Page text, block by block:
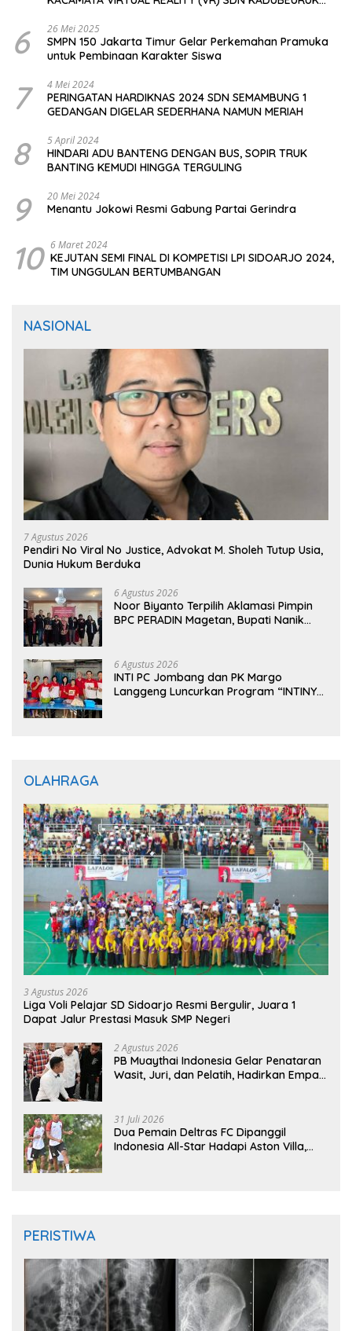
6 26 Mei 2025
SMPN 150 Jakarta Timur Gelar Perkemahan Pramuka
untuk Pembinaan Karakter Siswa
7 4 Mei 2024
PERINGATAN HARDIKNAS 2024 SDN SEMAMBUNG 1
GEDANGAN DIGELAR SEDERHANA NAMUN MERIAH
8 5 April 2024
HINDARI ADU BANTENG DENGAN BUS, SOPIR TRUK
BANTING KEMUDI HINGGA TERGULING
9 20 Mei 2024
Menantu Jokowi Resmi Gabung Partai Gerindra
10 6 Maret 2024
KEJUTAN SEMI FINAL DI KOMPETISI LPI SIDOARJO 2024,
TIM UNGGULAN BERTUMBANGAN
NASIONAL
7 Agustus 2026
Pendiri No Viral No Justice, Advokat M. Sholeh Tutup Usia,
Dunia Hukum Berduka
6 Agustus 2026
Noor Biyanto Terpilih Aklamasi Pimpin
BPC PERADIN Magetan, Bupati Nanik
6 Agustus 2026
INTI PC Jombang dan PK Margo
Langgeng Luncurkan Program “INTINYA
OLAHRAGA
3 Agustus 2026
Liga Voli Pelajar SD Sidoarjo Resmi Bergulir, Juara 1
Dapat Jalur Prestasi Masuk SMP Negeri
2 Agustus 2026
PB Muaythai Indonesia Gelar Penataran
Wasit, Juri, dan Pelatih, Hadirkan Empat
31 Juli 2026
Dua Pemain Deltras FC Dipanggil
Indonesia All-Star Hadapi Aston Villa,
PERISTIWA